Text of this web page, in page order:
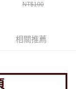
NT$100
相關推薦